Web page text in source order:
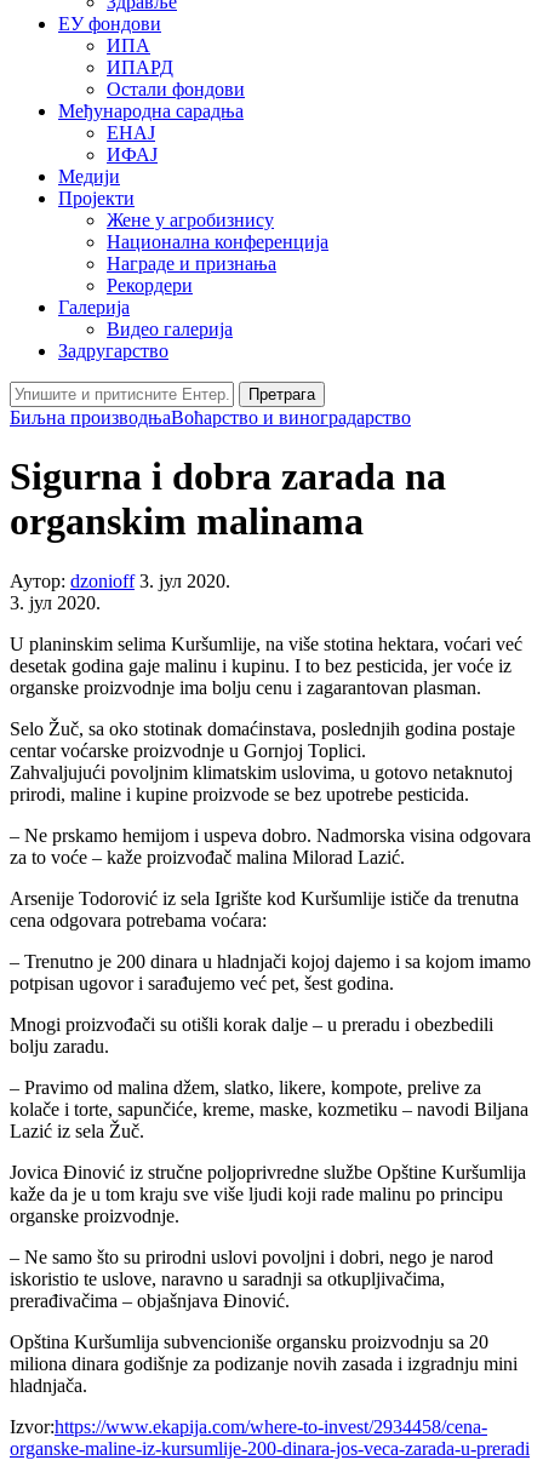
ЕУ фондови
ИПА
ИПАРД
Остали фондови
Међународна сарадња
ЕНАЈ
ИФАЈ
Медији
Пројекти
Жене у агробизнису
Национална конференција
Награде и признања
Рекордери
Галерија
Видео галерија
Задругарство
Претрага
Биљна производњаВоћарство и виноградарство
Sigurna i dobra zarada na
organskim malinama
Аутор: dzonioff 3. јул 2020.
3. јул 2020.
U planinskim selima Kuršumlije, na više stotina hektara, voćari već
desetak godina gaje malinu i kupinu. I to bez pesticida, jer voće iz
organske proizvodnje ima bolju cenu i zagarantovan plasman.
Selo Žuč, sa oko stotinak domaćinstava, poslednjih godina postaje
centar voćarske proizvodnje u Gornjoj Toplici.
Zahvaljujući povoljnim klimatskim uslovima, u gotovo netaknutoj
prirodi, maline i kupine proizvode se bez upotrebe pesticida.
– Ne prskamo hemijom i uspeva dobro. Nadmorska visina odgovara
za to voće – kaže proizvođač malina Milorad Lazić.
Arsenije Todorović iz sela Igrište kod Kuršumlije ističe da trenutna
cena odgovara potrebama voćara:
– Trenutno je 200 dinara u hladnjači kojoj dajemo i sa kojom imamo
potpisan ugovor i sarađujemo već pet, šest godina.
Mnogi proizvođači su otišli korak dalje – u preradu i obezbedili
bolju zaradu.
– Pravimo od malina džem, slatko, likere, kompote, prelive za
kolače i torte, sapunčiće, kreme, maske, kozmetiku – navodi Biljana
Lazić iz sela Žuč.
Jovica Đinović iz stručne poljoprivredne službe Opštine Kuršumlija
kaže da je u tom kraju sve više ljudi koji rade malinu po principu
organske proizvodnje.
– Ne samo što su prirodni uslovi povoljni i dobri, nego je narod
iskoristio te uslove, naravno u saradnji sa otkupljivačima,
prerađivačima – objašnjava Đinović.
Opština Kuršumlija subvencioniše organsku proizvodnju sa 20
miliona dinara godišnje za podizanje novih zasada i izgradnju mini
hladnjača.
Izvor:https://www.ekapija.com/where-to-invest/2934458/cena-
organske-maline-iz-kursumlije-200-dinara-jos-veca-zarada-u-preradi